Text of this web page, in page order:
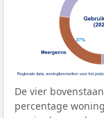
De vier
percentage